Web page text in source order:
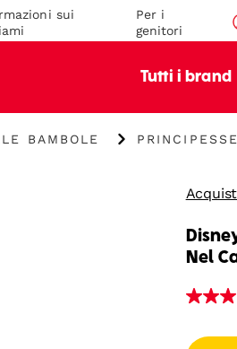
sui
Per i
genitori
Tutti i brand
BAMBOLE
"PRINCIPESSE
Nel